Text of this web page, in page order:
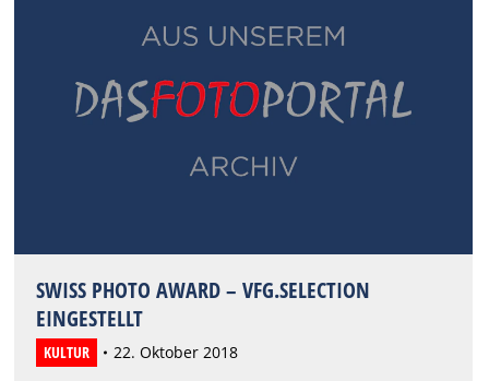
SWISS PHOTO AWARD – VFG.SELECTION
EINGESTELLT
KULTUR 22. Oktober 2018